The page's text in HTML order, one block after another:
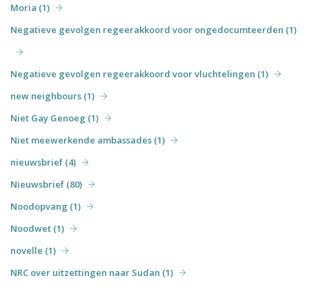
Moria (1)
Negatieve gevolgen regeerakkoord voor ongedocumteerden (1)
Negatieve gevolgen regeerakkoord voor vluchtelingen (1)
new neighbours (1)
Niet Gay Genoeg (1)
Niet meewerkende ambassades (1)
nieuwsbrief (4)
Nieuwsbrief (80)
Noodopvang (1)
Noodwet (1)
novelle (1)
NRC over uitzettingen naar Sudan (1)